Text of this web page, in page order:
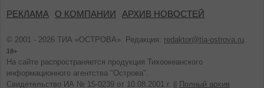
РЕКЛАМА О КОМПАНИИ АРХИВ НОВОСТЕЙ
© 2001 - 2026 ТИА «ОСТРОВА». Редакция: redaktor@tia-ostrova.ru.
18+
На сайте распространяется продукция Тихоокеанского
информационного агентства "Острова".
Свидетельство ИА № 15-0239 от 10.08.2001 г. ||
Полный архив